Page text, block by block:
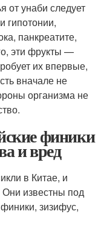
от унаби следует
гипотонии,
панкреатите,
эти фрукты —
их впервые,
вначале не
организма не
финики
и вред
в Китае, и
Они известны под
зизифус,